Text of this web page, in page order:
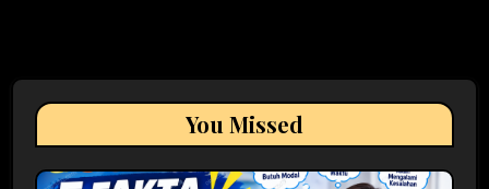
You Missed